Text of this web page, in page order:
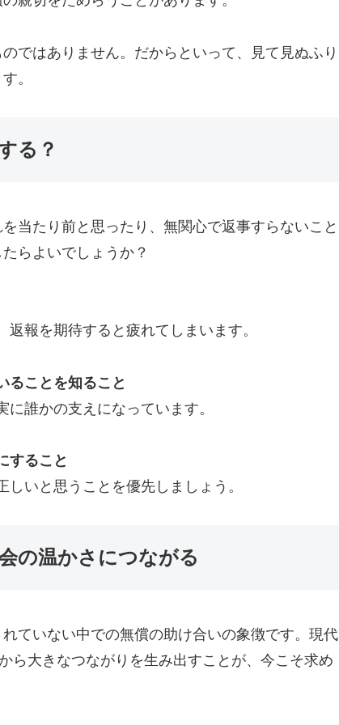
ではありません。だからといって、見て見ぬふり
。
る？
当たり前と思ったり、無関心で返事すらないこと
らよいでしょうか？
報を期待すると疲れてしまいます。
ることを知ること
誰かの支えになっています。
すること
いと思うことを優先しましょう。
の温かさにつながる
ていない中での無償の助け合いの象徴です。現代
ら大きなつながりを生み出すことが、今こそ求め